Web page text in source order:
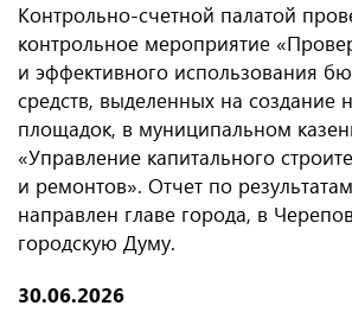
Контрольно-счетной палатой
контрольное мероприятие
и эффективного использования
средств, выделенных на создание
площадок, в муниципальном
«Управление капитального
и ремонтов». Отчет по
направлен главе города, в
городскую Думу.
30.06.2026